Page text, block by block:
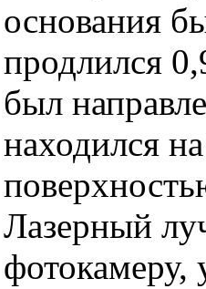
основания
продлился
был
находился
Лазерный
фотокамеру,